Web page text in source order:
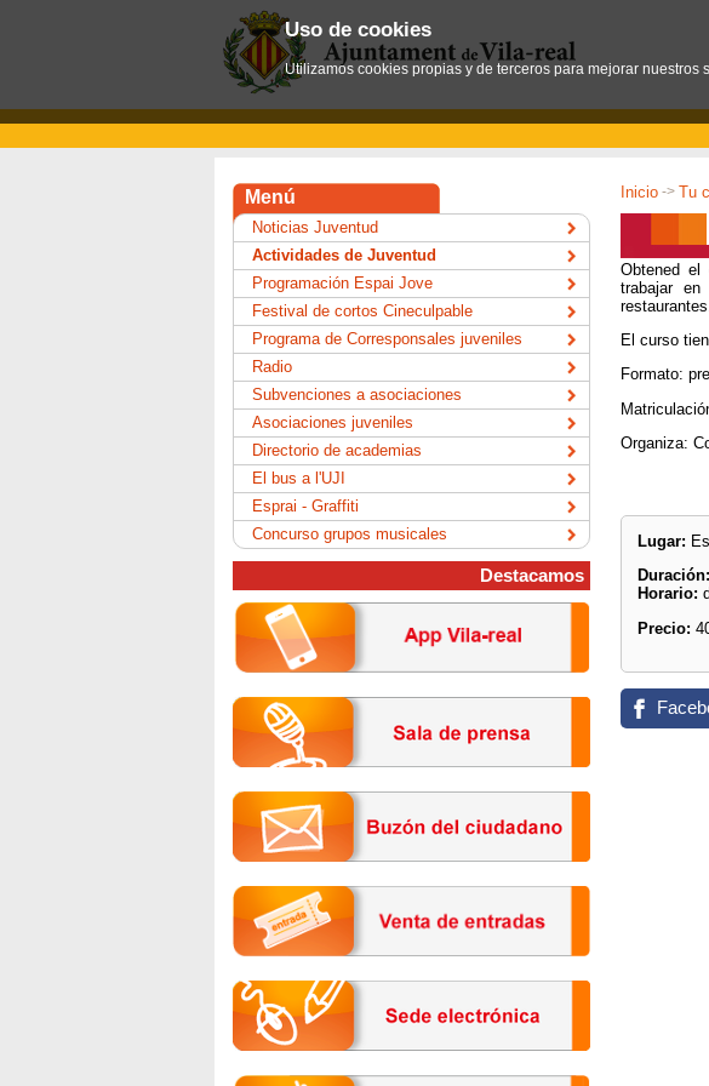
Inicio -> Tu
Obtened el
trabajar
El curso
Formato:
Organiza:
Lugar:
Duración:
Horario:
Precio:
Menú
Noticias Juventud
Actividades de Juventud
Programación Espai Jove
Festival de cortos Cineculpable
Programa de Corresponsales juveniles
Radio
Subvenciones a asociaciones
Asociaciones juveniles
Directorio de academias
El bus a l'UJI
Esprai - Graffiti
Concurso grupos musicales
Destacamos
Uso de cookies
Utilizamos cookies propias y de terceros para mejorar